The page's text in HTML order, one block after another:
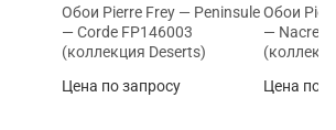
Обои Pierre Frey — Peninsule
— Corde FP146003
(коллекция Deserts)
Цена по запросу
Обои
— Nacre
Цена по